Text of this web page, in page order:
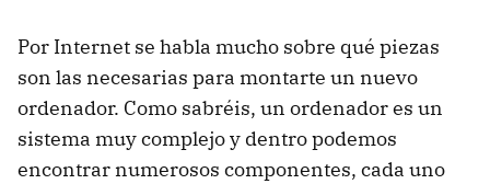
Por Internet se habla mucho sobre qué piezas
son las necesarias para montarte un nuevo
ordenador. Como sabréis, un ordenador es un
sistema muy complejo y dentro podemos
encontrar numerosos componentes, cada uno